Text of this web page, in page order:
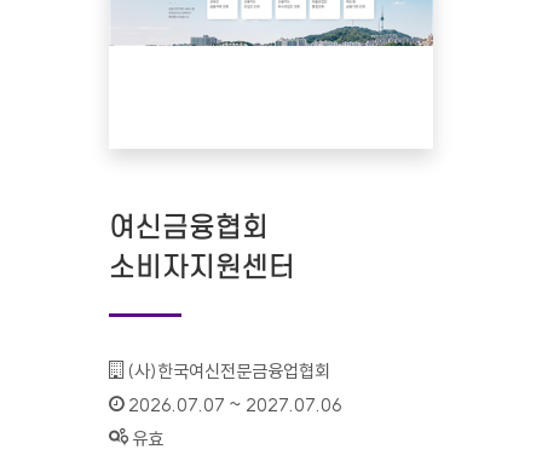
여신금융협회
소비자지원센터
기관명 :
(사)한국여신전문금융업협회
인증기간 :
2026.07.07 ~ 2027.07.06
상태 :
유효